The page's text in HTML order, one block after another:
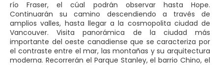
río Fraser, el cúal podrán observar hasta Hope.
Continuarán su camino descendiendo a través de
amplios valles, hasta llegar a la cosmopolita ciudad de
Vancouver. Visita panorámica de la ciudad más
importante del oeste canadiense que se caracteriza por
el contraste entre el mar, las montañas y su arquitectura
moderna. Recorrerán el Parque Stanley, el barrio Chino, el